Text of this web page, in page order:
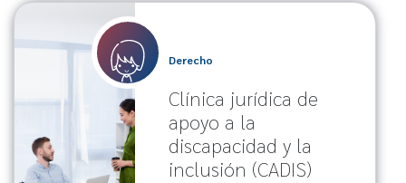
Derecho
Clínica jurídica de
apoyo a la
discapacidad y la
inclusión (CADIS)